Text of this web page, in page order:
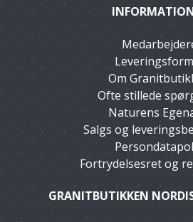
Om
Ofte stillede
Naturens
Salgs og
Fortrydelsesret og
GRANITBUTIKKEN